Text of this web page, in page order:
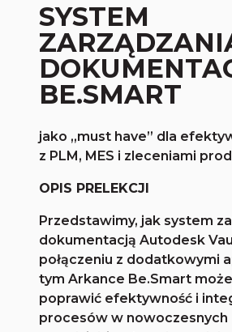
SYSTEM
BE.SMART
jako „must have” dla
z PLM, MES i zleceniami
OPIS PRELEKCJI
Przedstawimy, jak system
dokumentacją Autodesk
połączeniu z dodatkowymi
tym Arkance Be.Smart
poprawić efektywność i
procesów w nowoczesnych